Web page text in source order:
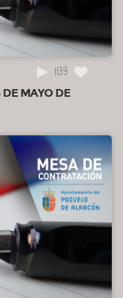
1139
MAYO DE